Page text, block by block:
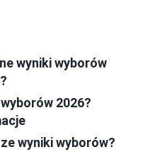
wyniki wyborów
2026?
wyniki wyborów?